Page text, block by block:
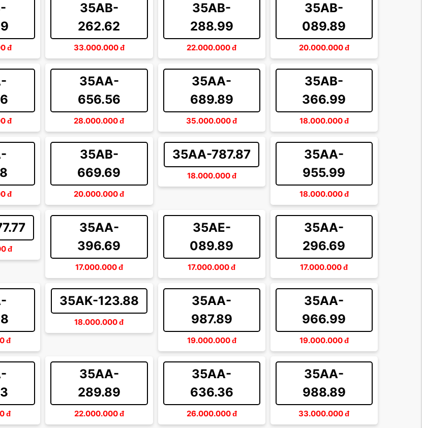
đ
35AB-
262.62
33.000.000đ
35AB-
288.99
22.000.000đ
35AB-
089.89
20.000.000đ
đ
35AA-
656.56
28.000.000đ
35AA-
689.89
35.000.000đ
35AB-
366.99
18.000.000đ
đ
35AB-
669.69
20.000.000đ
35AA-787.87
18.000.000đ
35AA-
955.99
18.000.000đ
đ
35AA-
396.69
17.000.000đ
35AE-
089.89
17.000.000đ
35AA-
296.69
17.000.000đ
đ
35AK-123.88
18.000.000đ
35AA-
987.89
19.000.000đ
35AA-
966.99
19.000.000đ
đ
35AA-
289.89
22.000.000đ
35AA-
636.36
26.000.000đ
35AA-
988.89
33.000.000đ